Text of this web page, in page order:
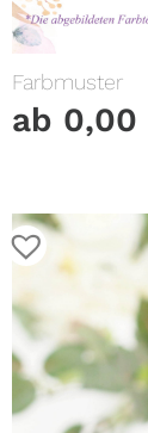
Farbmuster
ab 0,00